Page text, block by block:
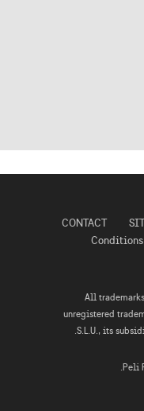
CONTACT
Conditions
All
unregistered
S.L.U., its